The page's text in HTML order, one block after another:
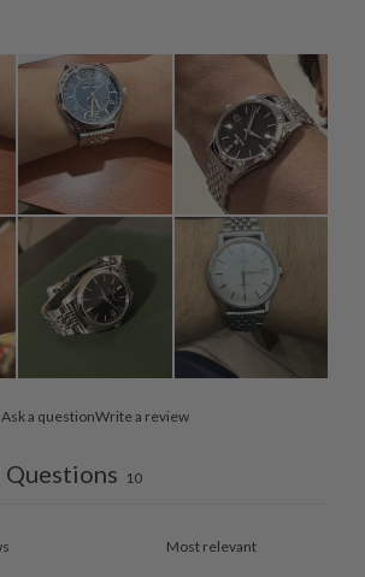
Ask a questionWrite a review
Questions 10